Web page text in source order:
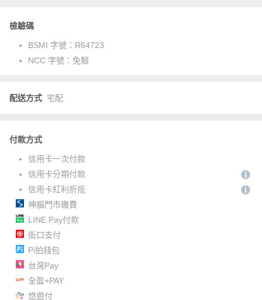
檢驗碼
BSMI 字號： R64723
NCC 字號： 免驗
配送方式 宅配
付款方式
信用卡一次付款
信用卡分期付款
信用卡紅利折抵
神腦門市繳費
LINE Pay付款
街口支付
Pi拍錢包
台灣Pay
全盈+PAY
悠遊付